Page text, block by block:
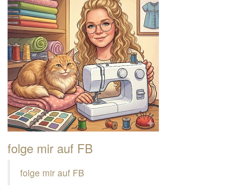
folge mir auf FB
folge mir auf FB